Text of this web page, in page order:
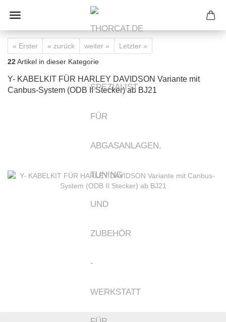
« Erster « zurück weiter »
Letzter »
22Artikel in dieser Kategorie
Y- KABELKIT FÜR HARLEY DAVIDSON Variante mit
Canbus-System (ODB II Stecker) ab BJ21